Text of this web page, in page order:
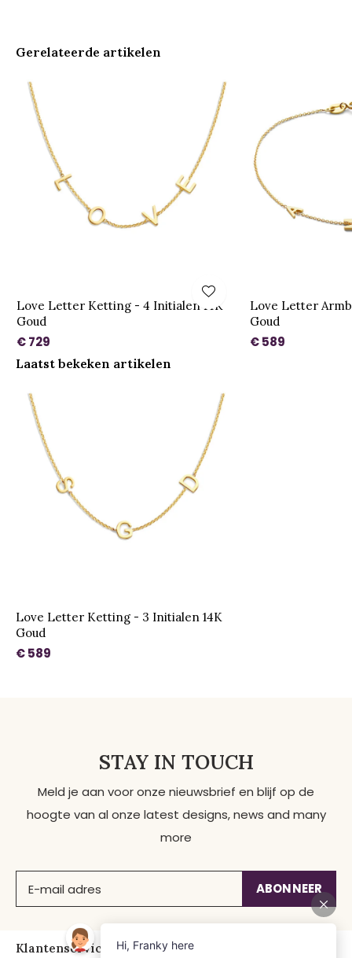
Gerelateerde artikelen
Love Letter Ketting - 4 Initialen 14K
Goud
€ 729
Love Letter
Goud
€ 589
Laatst bekeken artikelen
Love Letter Ketting - 3 Initialen 14K
Goud
€ 589
STAY IN TOUCH
Meld je aan voor onze nieuwsbrief en blijf op de
hoogte van al onze latest designs, news and many
more
ABONNEER
Klantenservice